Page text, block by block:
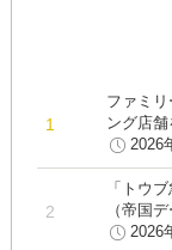
ファミ
ング店
2026
「トウ
（帝国
2026